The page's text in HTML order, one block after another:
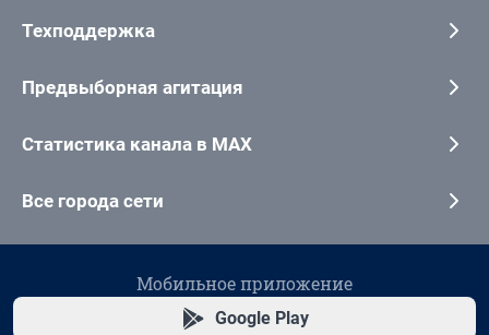
Техподдержка
Предвыборная агитация
Статистика канала в MAX
Все города сети
Мобильное приложение
Google Play